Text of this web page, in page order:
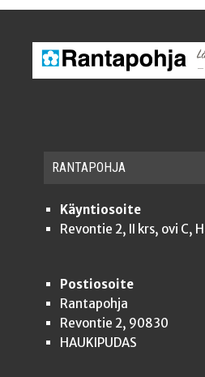
RAN­TA­POH­JA
Käyntiosoite
Revontie 2, II krs, ovi C,
Postiosoite
Rantapohja
Revontie 2, 90830
HAUKIPUDAS